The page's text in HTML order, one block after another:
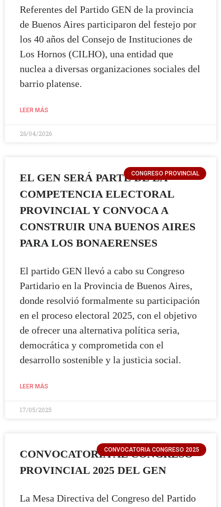
Referentes del Partido GEN de la provincia
de Buenos Aires participaron del festejo por
los 40 años del Consejo de Instituciones de
Los Hornos (CILHO), una entidad que
nuclea a diversas organizaciones sociales del
barrio platense.
LEER MÁS
26/04/2026
CONGRESO PROVINCIAL
EL GEN SERÁ PARTE DE LA
COMPETENCIA ELECTORAL
PROVINCIAL Y CONVOCA A
CONSTRUIR UNA BUENOS AIRES
PARA LOS BONAERENSES
El partido GEN llevó a cabo su Congreso
Partidario en la Provincia de Buenos Aires,
donde resolvió formalmente su participación
en el proceso electoral 2025, con el objetivo
de ofrecer una alternativa política seria,
democrática y comprometida con el
desarrollo sostenible y la justicia social.
LEER MÁS
17/05/2025
CONVOCATORIA CONGRESO 2025
CONVOCATORIA AL CONGRESO
PROVINCIAL 2025 DEL GEN
La Mesa Directiva del Congreso del Partido